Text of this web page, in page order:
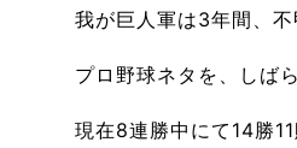
我が巨人軍は3年間、不
プロ野球ネタを、しば
現在8連勝中にて14勝